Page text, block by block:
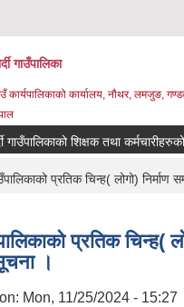
गाउँपालिका
कार्यपालिकाको कार्यालय, नौथर, लमजुङ,
शिक्षक तथा
hereप्रतिक चिन्ह( लोगो) निर्माण
प्रतिक चिन्ह(
।
Mon, 11/25/2024 - 15:27